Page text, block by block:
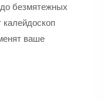
безмятежных
калейдоскоп
ваше